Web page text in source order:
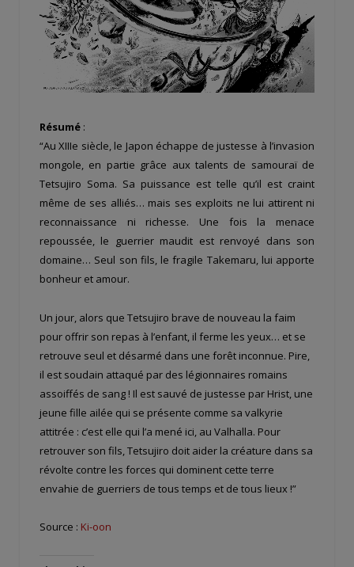
Résumé :
“Au XIIIe siècle, le Japon échappe de justesse à l’invasion
mongole, en partie grâce aux talents de samouraï de
Tetsujiro Soma. Sa puissance est telle qu’il est craint
même de ses alliés… mais ses exploits ne lui attirent ni
reconnaissance ni richesse. Une fois la menace
repoussée, le guerrier maudit est renvoyé dans son
domaine… Seul son fils, le fragile Takemaru, lui apporte
bonheur et amour.
Un jour, alors que Tetsujiro brave de nouveau la faim
pour offrir son repas à l’enfant, il ferme les yeux… et se
retrouve seul et désarmé dans une forêt inconnue. Pire,
il est soudain attaqué par des légionnaires romains
assoiffés de sang ! Il est sauvé de justesse par Hrist, une
jeune fille ailée qui se présente comme sa valkyrie
attitrée : c’est elle qui l’a mené ici, au Valhalla. Pour
retrouver son fils, Tetsujiro doit aider la créature dans sa
révolte contre les forces qui dominent cette terre
envahie de guerriers de tous temps et de tous lieux !”
Source : Ki-oon